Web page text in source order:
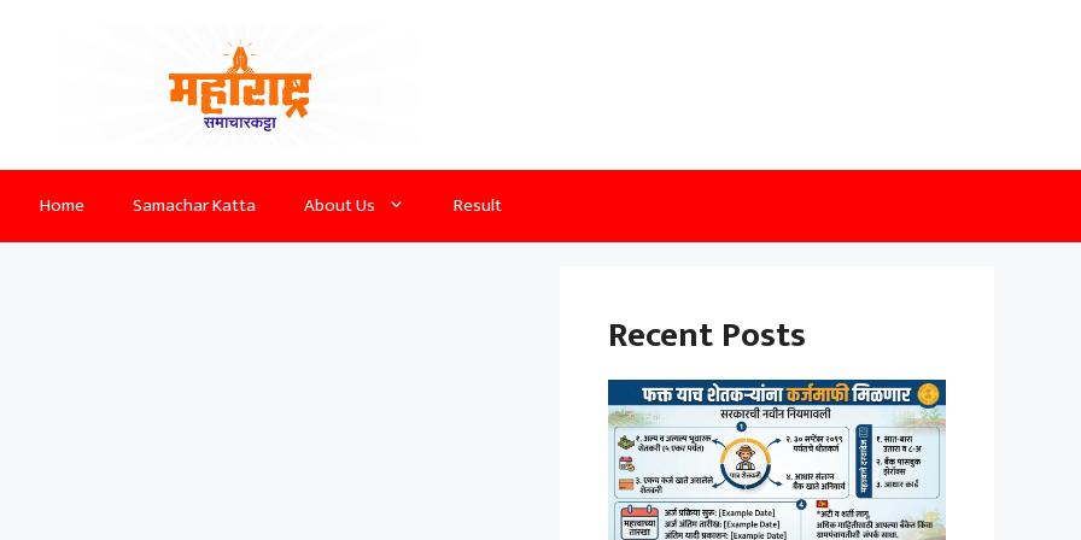
Home Samachar Katta About Us Result
Recent Posts